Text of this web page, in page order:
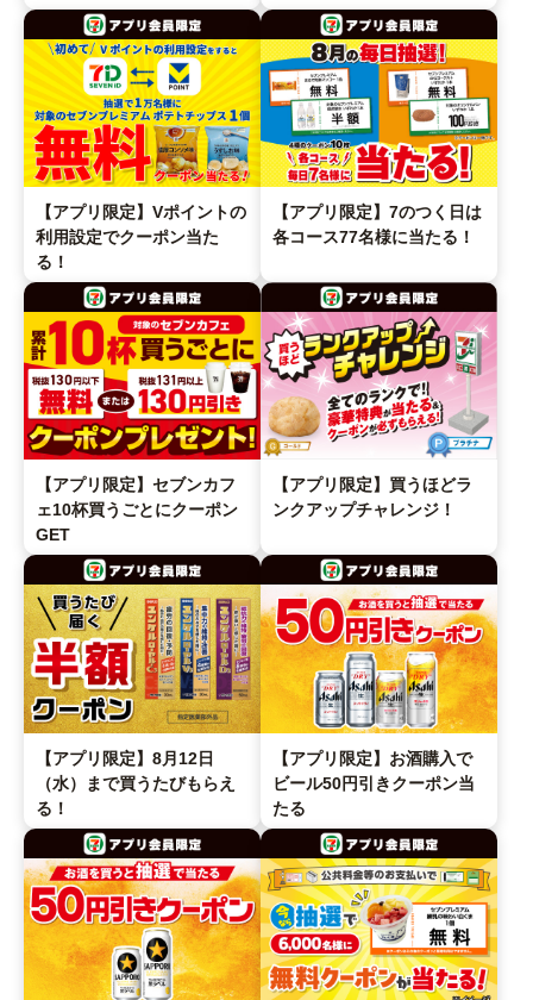
【アプリ限定】Vポイントの
利用設定でクーポン当た
る！
【アプリ限定】7のつく日は
各コース77名様に当たる！
【アプリ限定】セブンカフ
ェ10杯買うごとにクーポン
GET
【アプリ限定】買うほどラ
ンクアップチャレンジ！
【アプリ限定】8月12日
（水）まで買うたびもらえ
る！
【アプリ限定】お酒購入で
ビール50円引きクーポン当
たる